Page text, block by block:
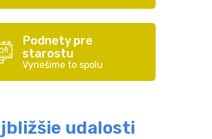
Podnety pre
starostu
Vyriešime to spolu
udalosti